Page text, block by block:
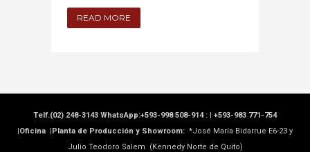
READ MORE
Telf.(02) 248-3143 WhatsApp:+593-998 508-914 : | +593-983 771-754
|Oficina |Planta de Producción y Showroom: *José María Bidarrue E6-23 y
Julio Teodoro Salem (Kennedy Norte de Quito)